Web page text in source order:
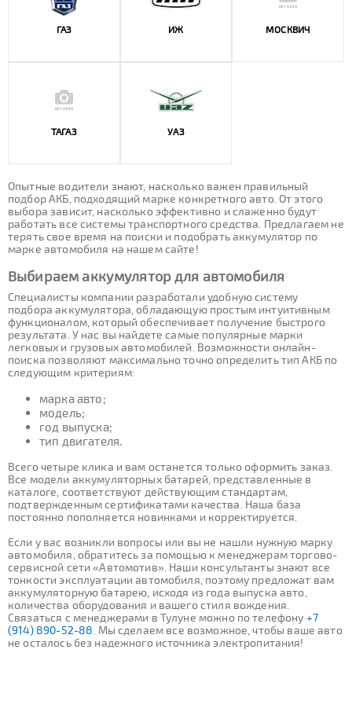
ГАЗ ИЖ МОСКВИЧ
ТАГАЗ УАЗ
Опытные водители знают, насколько важен правильный
подбор АКБ, подходящий марке конкретного авто. От этого
выбора зависит, насколько эффективно и слаженно будут
работать все системы транспортного средства. Предлагаем не
терять свое время на поиски и подобрать аккумулятор по
марке автомобиля на нашем сайте!
Выбираем аккумулятор для автомобиля
Специалисты компании разработали удобную систему
подбора аккумулятора, обладающую простым интуитивным
функционалом, который обеспечивает получение быстрого
результата. У нас вы найдете самые популярные марки
легковых и грузовых автомобилей. Возможности онлайн-
поиска позволяют максимально точно определить тип АКБ по
следующим критериям:
марка авто;
модель;
год выпуска;
тип двигателя.
Всего четыре клика и вам останется только оформить заказ.
Все модели аккумуляторных батарей, представленные в
каталоге, соответствуют действующим стандартам,
подтвержденным сертификатами качества. Наша база
постоянно пополняется новинками и корректируется.
Если у вас возникли вопросы или вы не нашли нужную марку
автомобиля, обратитесь за помощью к менеджерам торгово-
сервисной сети «Автомотив». Наши консультанты знают все
тонкости эксплуатации автомобиля, поэтому предложат вам
аккумуляторную батарею, исходя из года выпуска авто,
количества оборудования и вашего стиля вождения.
Связаться с менеджерами в Тулуне можно по телефону +7
(914) 890-52-88 . Мы сделаем все возможное, чтобы ваше авто
не осталось без надежного источника электропитания!